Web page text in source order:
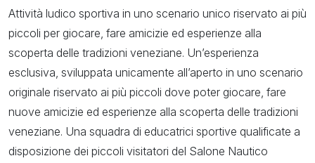
Attività ludico sportiva in uno scenario unico riservato ai più
piccoli per giocare, fare amicizie ed esperienze alla
scoperta delle tradizioni veneziane. Un’esperienza
esclusiva, sviluppata unicamente all’aperto in uno scenario
originale riservato ai più piccoli dove poter giocare, fare
nuove amicizie ed esperienze alla scoperta delle tradizioni
veneziane. Una squadra di educatrici sportive qualificate a
disposizione dei piccoli visitatori del Salone Nautico